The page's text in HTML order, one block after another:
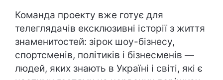
Команда проекту вже готує для
телеглядачів ексклюзивні історії з життя
знаменитостей: зірок шоу-бізнесу,
спортсменів, політиків і бізнесменів —
людей, яких знають в Україні і світі, які є